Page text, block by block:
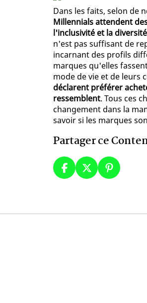
Dans les faits, selon de
Millennials attendent
l'inclusivité et la diversité
n'est pas suffisant de
incarnant des profils
marques qu'elles
mode de vie et de leurs
déclarent préférer
ressemblent. Tous ces
changement dans la
savoir si les marques
Partager ce